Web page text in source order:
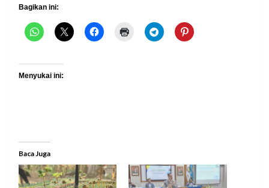
Bagikan ini:
Menyukai ini:
Baca Juga